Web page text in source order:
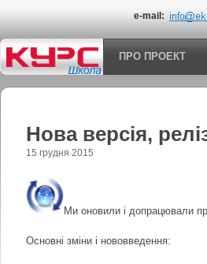
e-mail:
ПРО ПРОЕКТ
Нова версія,
15 грудня 2015
Ми оновили і допрацювали
Основні зміни і нововведення: